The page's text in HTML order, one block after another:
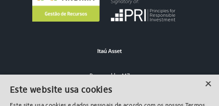
Itaú Asset
Powered by MZ
×
Este website usa cookies